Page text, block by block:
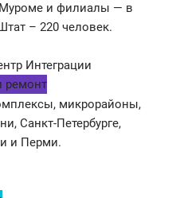
Муроме и филиалы — в
– 220 человек.
Интеграции
ремонт
микрорайоны,
Санкт-Петербурге,
и Перми.